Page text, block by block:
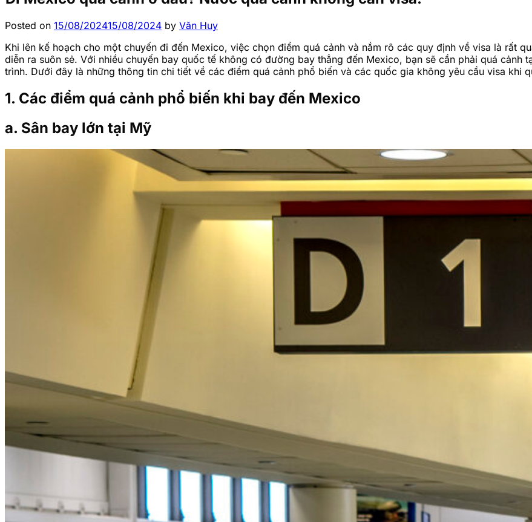
Posted on 15/08/202415/08/2024 by Văn Huy
Khi lên kế hoạch cho một chuyến đi đến Mexico, việc chọn điểm quá cảnh và nắm rõ các quy định về visa là rất
diễn ra suôn sẻ. Với nhiều chuyến bay quốc tế không có đường bay thẳng đến Mexico, bạn sẽ cần phải quá cảnh
trình. Dưới đây là những thông tin chi tiết về các điểm quá cảnh phổ biến và các quốc gia không yêu cầu visa khi
1. Các điểm quá cảnh phổ biến khi bay đến Mexico
a. Sân bay lớn tại Mỹ